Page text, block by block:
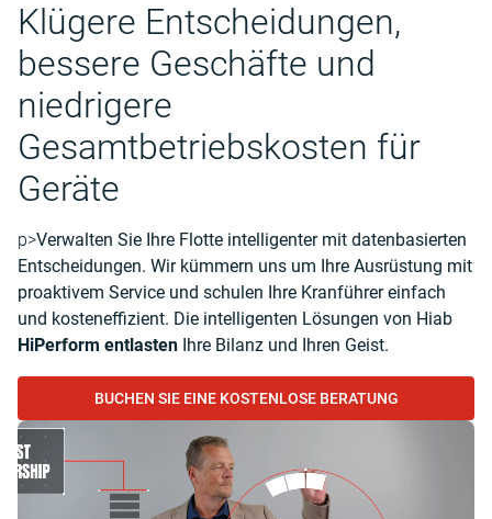
Klügere Entscheidungen,
bessere Geschäfte und
niedrigere
Gesamtbetriebskosten für
Geräte
p>Verwalten Sie Ihre Flotte intelligenter mit datenbasierten
Entscheidungen. Wir kümmern uns um Ihre Ausrüstung mit
proaktivem Service und schulen Ihre Kranführer einfach
und kosteneffizient. Die intelligenten Lösungen von Hiab
HiPerform entlasten Ihre Bilanz und Ihren Geist.
BUCHEN SIE EINE KOSTENLOSE BERATUNG